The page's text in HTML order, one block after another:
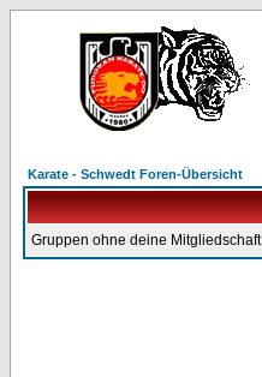
Karate - Schwedt Foren-Übersicht
Gruppen ohne deine Mitgliedschaft